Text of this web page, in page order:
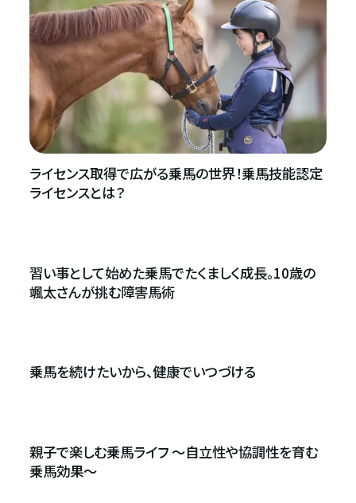
ライセンス取得で広がる乗馬の世界！乗馬技能認定
ライセンスとは？
習い事として始めた乗馬でたくましく成長。10歳の
颯太さんが挑む障害馬術
乗馬を続けたいから、健康でいつづける
親子で楽しむ乗馬ライフ 〜自立性や協調性を育む
乗馬効果〜